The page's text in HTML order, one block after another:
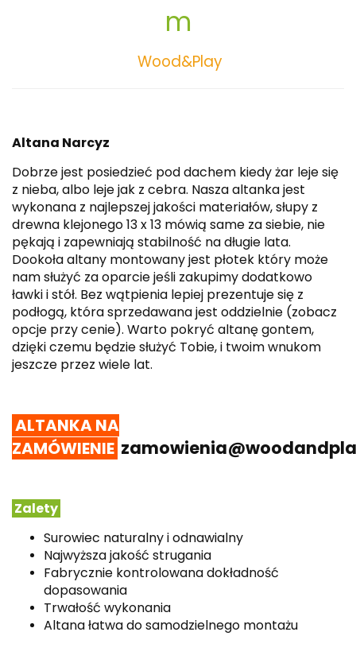
m
Wood&Play
Altana Narcyz
Dobrze jest posiedzieć pod dachem kiedy żar leje się
z nieba, albo leje jak z cebra. Nasza altanka jest
wykonana z najlepszej jakości materiałów, słupy z
drewna klejonego 13 x 13 mówią same za siebie, nie
pękają i zapewniają stabilność na długie lata.
Dookoła altany montowany jest płotek który może
nam służyć za oparcie jeśli zakupimy dodatkowo
ławki i stół. Bez wątpienia lepiej prezentuje się z
podłogą, która sprzedawana jest oddzielnie (zobacz
opcje przy cenie). Warto pokryć altanę gontem,
dzięki czemu będzie służyć Tobie, i twoim wnukom
jeszcze przez wiele lat.
ALTANKA NA
ZAMÓWIENIE
Zalety
Surowiec naturalny i odnawialny
Najwyższa jakość strugania
Fabrycznie kontrolowana dokładność
dopasowania
Trwałość wykonania
Altana łatwa do samodzielnego montażu